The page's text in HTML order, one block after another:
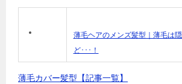
薄毛ヘアのメンズ髪型｜薄毛は
ど･･･！
薄毛カバー髪型【記事一覧】